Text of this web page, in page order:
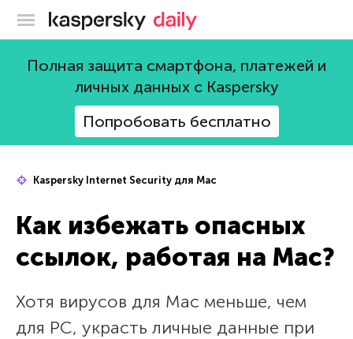
Блог Касперского
Полная защита смартфона, платежей и
личных данных с Kaspersky
Попробовать бесплатно
Kaspersky Internet Security для Mac
Как избежать опасных
ссылок, работая на Mac?
Хотя вирусов для Mac меньше, чем
для PC, украсть личные данные при